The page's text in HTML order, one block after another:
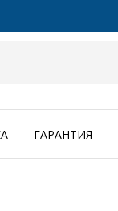
ГАРАНТИЯ